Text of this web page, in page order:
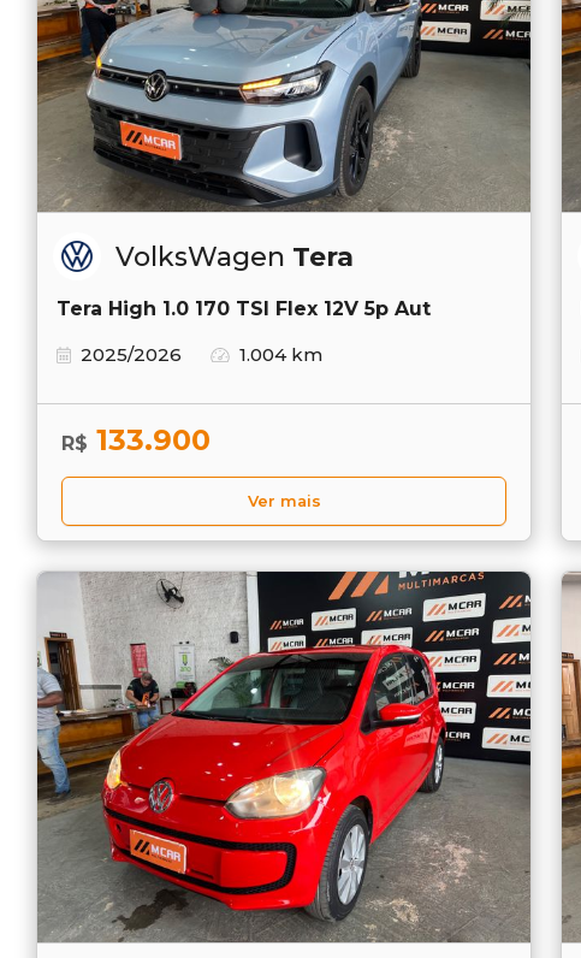
VolksWagen Tera
Tera High 1.0 170 TSI Flex 12V 5p Aut
2025/2026
1.004 km
R$ 133.900
Ver mais